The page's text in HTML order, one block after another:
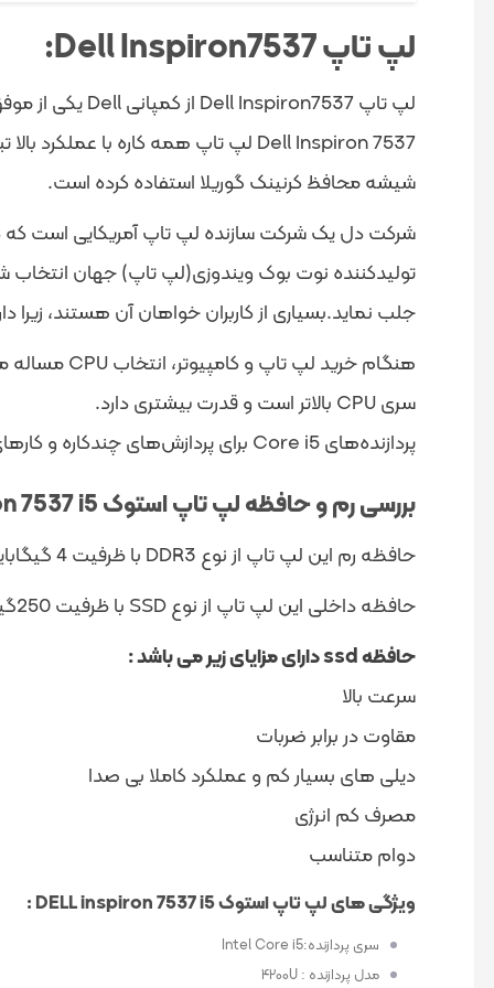
لپ تاپ Dell Inspiron7537:
شیشه محافظ کرنینک گوریلا استفاده کرده است.
تولیدکننده نوت بوک ویندوزی(لپ تاپ) جهان
جلب نماید.بسیاری از کاربران خواهان آن هستند،
سری CPU بالاتر است و قدرت بیشتری دارد.
پردازنده‌های Core i5 برای پردازش‌های چندکاره و کارهای گرافیک مناسب است و کلا کارایی خوبی برای اغلب تسک‌ها دارند.
بررسی رم و حافظه لپ تاپ استوک
حافظه رم این لپ تاپ از نوع DDR3 با ظرفیت 4 گیگابایت که قابلیت ارتقاء تا ۱۶ گیگابایت تولید شده است.
حافظه داخلی این لپ تاپ از نوع SSD با ظرفیت 250گیگابایت است .
حافظه
دارای مزایای زیر می باشد:
سرعت بالا
مقاوت در برابر ضربات
دیلی های بسیار کم و عملکرد کاملا بی صدا
مصرف کم انرژی
دوام متناسب
ویژگی های لپ تاپ استوک
سری پردازنده:Intel Core i5
مدل پردازنده : ۴۲۰۰U